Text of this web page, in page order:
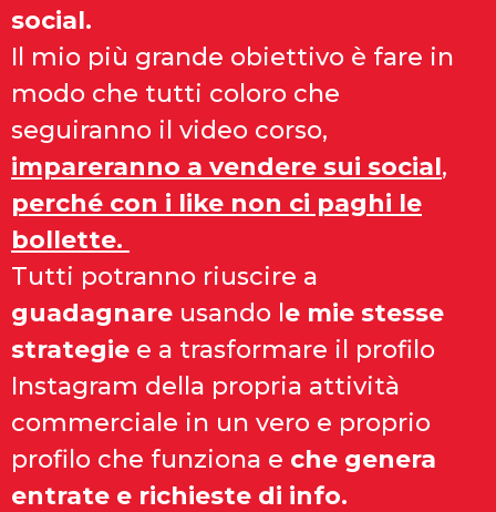
social.
Il mio più grande obiettivo è fare in
modo che tutti coloro che
seguiranno il video corso,
impareranno a vendere sui social,
perché con i like non ci paghi le
bollette.
Tutti potranno riuscire a
guadagnare usando le mie stesse
strategie e a trasformare il profilo
Instagram della propria attività
commerciale in un vero e proprio
profilo che funziona e che genera
entrate e richieste di info.